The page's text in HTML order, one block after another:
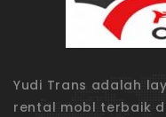
Yudi Trans adalah
rental mobl terbaik